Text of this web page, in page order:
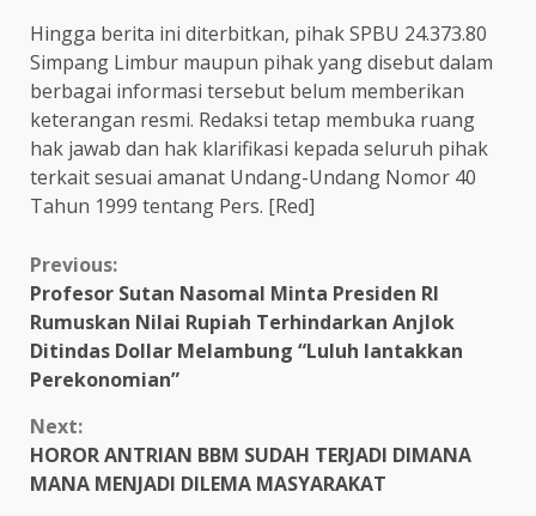
Hingga berita ini diterbitkan, pihak SPBU 24.373.80
Simpang Limbur maupun pihak yang disebut dalam
berbagai informasi tersebut belum memberikan
keterangan resmi. Redaksi tetap membuka ruang
hak jawab dan hak klarifikasi kepada seluruh pihak
terkait sesuai amanat Undang-Undang Nomor 40
Tahun 1999 tentang Pers. [Red]
Continue
Reading
Previous:
Profesor Sutan Nasomal Minta Presiden RI
Rumuskan Nilai Rupiah Terhindarkan Anjlok
Ditindas Dollar Melambung “Luluh lantakkan
Perekonomian”
Next:
HOROR ANTRIAN BBM SUDAH TERJADI DIMANA
MANA MENJADI DILEMA MASYARAKAT